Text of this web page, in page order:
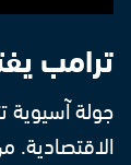
ترامب
جولة
الاقتصادية.